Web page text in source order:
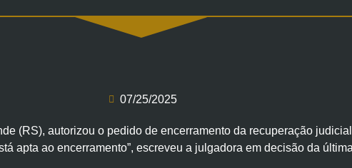
07/25/2025
(RS), autorizou o pedido de encerramento da recuperação
apta ao encerramento”, escreveu a julgadora em decisão da